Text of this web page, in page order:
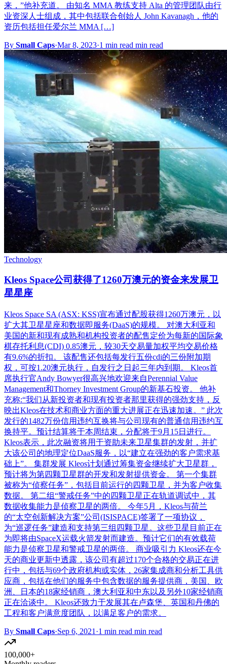
来，”他补充道。 由知名 MMA 教练支持 Alta 的管理团队由行
业资深人士组成，其中包括联合创始人 John Kavanagh，他的
资历包括担任爱尔兰 MMA […]
By Small Caps·Mar 8, 2023·1 min read min read
Technology
Kleos Space公司获得了1260万澳元的资金来发展卫
星星座
Kleos Space SA (ASX: KSS)宣布通过配股获得1260万澳元，以
扩大其卫星星座和数据即服务(DaaS)的规模。 对澳大利亚和
美国的新和现有成熟和机构投资者的配售定价为每新的国际象
棋存托利息(CDI) 0.85澳元，较30天交易量加权平均交易价格
有9.6%的折扣。 该配售还包括每发行五份cdi的三份附加期
权，可按1.20澳元执行，自发行之日起三年内到期。 Kleos首
席执行官Andy Bowyer很高兴地欢迎来自Perennial Value
Management和Thorney Investment Group的新基石投资。 他补
充称:“我们从新投资者和现有投资者那里获得的强劲支持，反
映出Kleos在技术和商业方面的重大进展正在迅速加速。” 此次
发行的1482万份信用违约互换将与公司现有的普通信用违约互
换持平。预计结算将于本周结束，分配将于9月15日进行。
Kleos表示，此次融资将用于资助未来卫星集群的发射，并扩
大该公司的地理定位DaaS服务，以“建立在强劲的客户需求基
础上”。 集群发展 Kleos计划通过筹集资金继续扩大卫星群，
预计将为第四颗卫星群的开发和发射提供资金。 第一个集群
被称为“侦察任务”，包括目前运行的四颗卫星，并为客户收集
数据。 第二组“警戒任务”中的四颗卫星正在轨道调试中，其
数据收集能力是侦察卫星的两倍。 今年5月，Kleos与荷兰
的“太空创新解决方案”公司(ISISPACE)签署了一项协议，
为“巡逻任务”建造和支持第三组四颗卫星。这些卫星目前正在
为即将由SpaceX运载火箭发射而建造。预计它们的有效载荷
能力是侦察卫星和警戒卫星的两倍。 商业吸引力 Kleos还在今
天的商业更新中透露，该公司有超过170个合格的交易正在进
行中，包括与69个政府机构或实体，26家集成商和分析工具供
应商，包括在他们的服务中包含数据的服务提供商，美国、欧
洲、日本的18家经销商，澳大利亚和中东以及另外10家经销商
正在洽谈中。 Kleos还致力于发展其在卢森堡、英国和丹佛的
工程和客户满意度团队，以满足客户的需求。
By Small Caps·Sep 6, 2021 ·1 min read min read
100,000+